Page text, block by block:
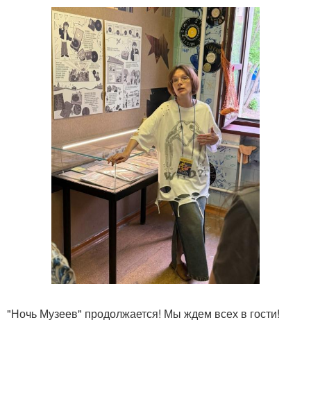
"Ночь Музеев" продолжается! Мы ждем всех в гости!